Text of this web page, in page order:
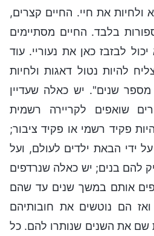
ולחיות את חיי. החיים קצרים,
בלבד. החיים מסתיימים
לבזבז כאן את נעוריי. עוד
להיות נטול דאגות ולחיות
שנים". יש כאלה שעדיין
שואפים לקריירה רשמית
פקיד רשמי או פקיד ציבור;
ידי הבאת ילדים לעולם, ועל
להם בנים; יש כאלה שנרדפים
אותם במשך שנים עד שהם
הם נוטשים את חובותיהם
שם את השנים שנותרו להם. כל